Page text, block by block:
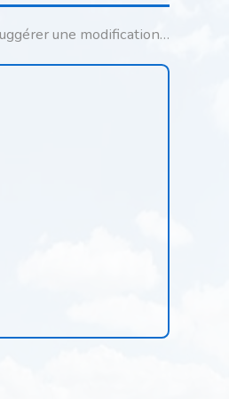
une modification…